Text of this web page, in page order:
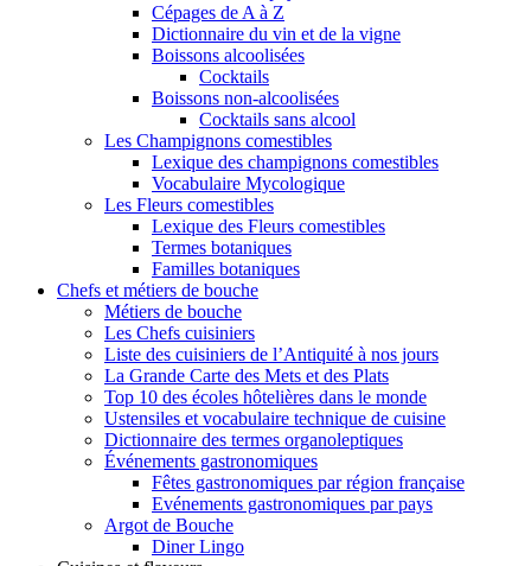
Cépages de A à Z
Dictionnaire du vin et de la vigne
Boissons alcoolisées
Cocktails
Boissons non-alcoolisées
Cocktails sans alcool
Les Champignons comestibles
Lexique des champignons comestibles
Vocabulaire Mycologique
Les Fleurs comestibles
Lexique des Fleurs comestibles
Termes botaniques
Familles botaniques
Chefs et métiers de bouche
Métiers de bouche
Les Chefs cuisiniers
Liste des cuisiniers de l’Antiquité à nos jours
La Grande Carte des Mets et des Plats
Top 10 des écoles hôtelières dans le monde
Ustensiles et vocabulaire technique de cuisine
Dictionnaire des termes organoleptiques
Événements gastronomiques
Fêtes gastronomiques par région française
Evénements gastronomiques par pays
Argot de Bouche
Diner Lingo